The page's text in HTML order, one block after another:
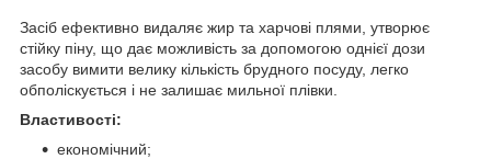
Засіб ефективно видаляє жир та харчові плями, утворює
стійку піну, що дає можливість за допомогою однієї дози
засобу вимити велику кількість брудного посуду, легко
обполіскується і не залишає мильної плівки.
Властивості:
економічний;